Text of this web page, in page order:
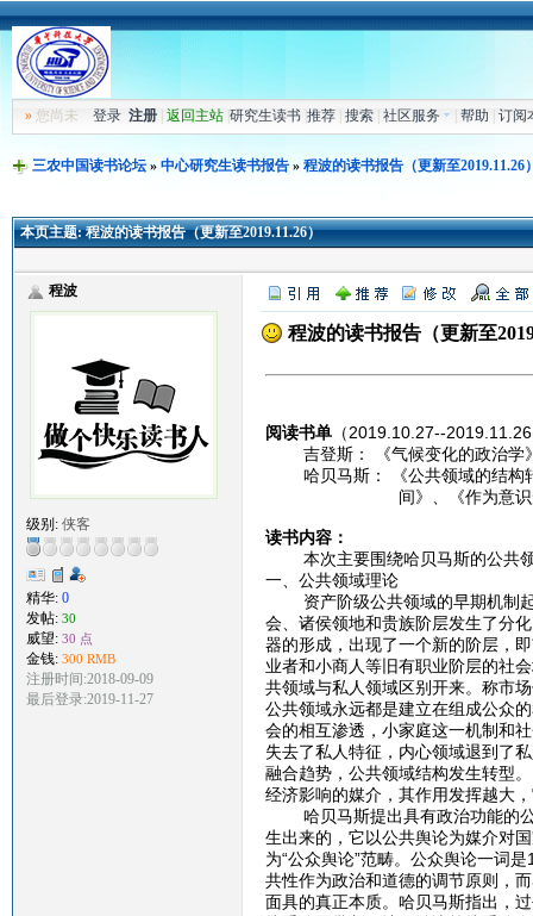
»您尚未 登录 注册| 返回主站| 研究生读书| 推荐| 搜索| 社区服务 帮助 订阅
三农中国读书论坛» 中心研究生读书报告» 程波的读书报告（更新至2019.11.26
本页主题:程波的读书报告（更新至2019.11.26）
程波
级别: 侠客
精华: 0
发帖: 30
威望: 30 点
金钱: 300 RMB
注册时间:2018-09-09
最后登录:2019-11-27
程波的读书报告（更新至
阅读书单（2019.10.27--
吉登斯： 《气候变化的政治学
哈贝马斯： 《公共领域的结构转
间》、《作为意识形态的技
读书内容：
本次主要围绕哈贝马斯的公共领
一、公共领域理论
资产阶级公共领域的早期机制起
会、诸侯领地和贵族阶层发生了分
器的形成，出现了一个新的阶层，
业者和小商人等旧有职业阶层的社
共领域与私人领域区别开来。称市
公共领域永远都是建立在组成公众
会的相互渗透，小家庭这一机制和
失去了私人特征，内心领域退到了
融合趋势，公共领域结构发生转型
经济影响的媒介，其作用发挥越大
哈贝马斯提出具有政治功能的公
生出来的，它以公共舆论为媒介对
为“公众舆论”范畴。公众舆论一词
共性作为政治和道德的调节原则，
面具的真正本质。哈贝马斯指出，